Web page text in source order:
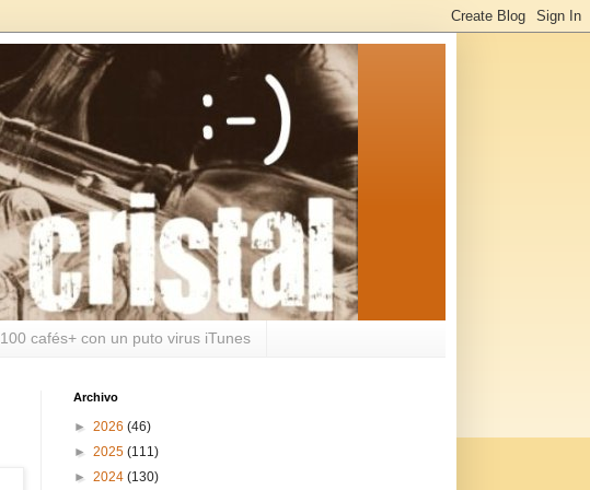
100 cafés+ con un puto virus iTunes
Archivo
► 2026 (46)
► 2025 (111)
► 2024 (130)